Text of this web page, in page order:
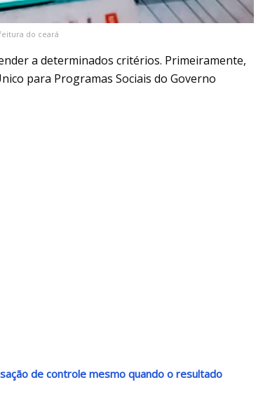
do ceará
a determinados critérios. Primeiramente,
para Programas Sociais do Governo
de controle mesmo quando o resultado